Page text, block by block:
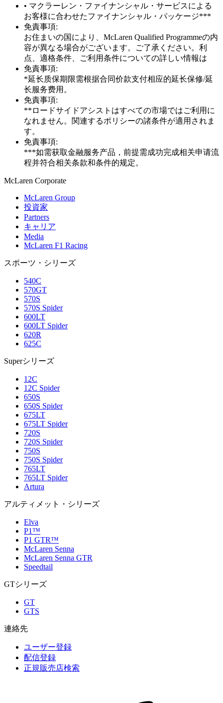
• マクラーレン・ファイナンシャル・サービスによる
お客様に合わせたファイナンシャル・パッケージ***
免責事項:
お住まいの国により、McLaren Qualified Programmeの内
容が異なる場合がございます。ご了承ください。利
点、適格条件、ご利用条件についての詳しい情報は
免責事項:
*延长质保期限需根据合同价款支付相应的延长保修/延
长服务费用。
免責事項:
**ロードサイドアシストはすべての市場ではご利用に
なれません。関連するポリシーの諸条件が適用されま
す。
免責事項:
***如需获取金融服务产品，前提需成功完成相关申请流
程并符合相关条款和条件的规定。
McLaren Corporate
McLaren Group
投資家
Partners
キャリア
Media
McLaren F1 Racing
スポーツ・シリーズ
540C
570GT
570S
570S Spider
600LT
600LT Spider
620R
625C
Superシリーズ
12C
12C Spider
650S
650S Spider
675LT
675LT Spider
720S
720S Spider
750S
750S Spider
765LT
765LT Spider
Artura
アルティメット・シリーズ
Elva
P1™
P1 GTR™
McLaren Senna
McLaren Senna GTR
Speedtail
GTシリーズ
GT
GTS
連絡先
ユーザー登録
配信登録
正規販売店検索